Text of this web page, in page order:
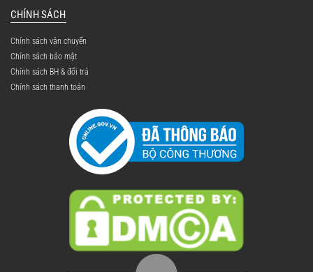
CHÍNH SÁCH
Chính sách vận chuyển
Chính sách bảo mật
Chính sách BH & đổi trả
Chính sách thanh toán